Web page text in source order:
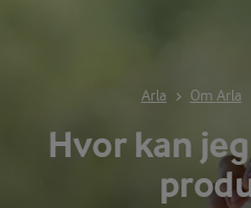
Arla Om Arla
Hvor kan